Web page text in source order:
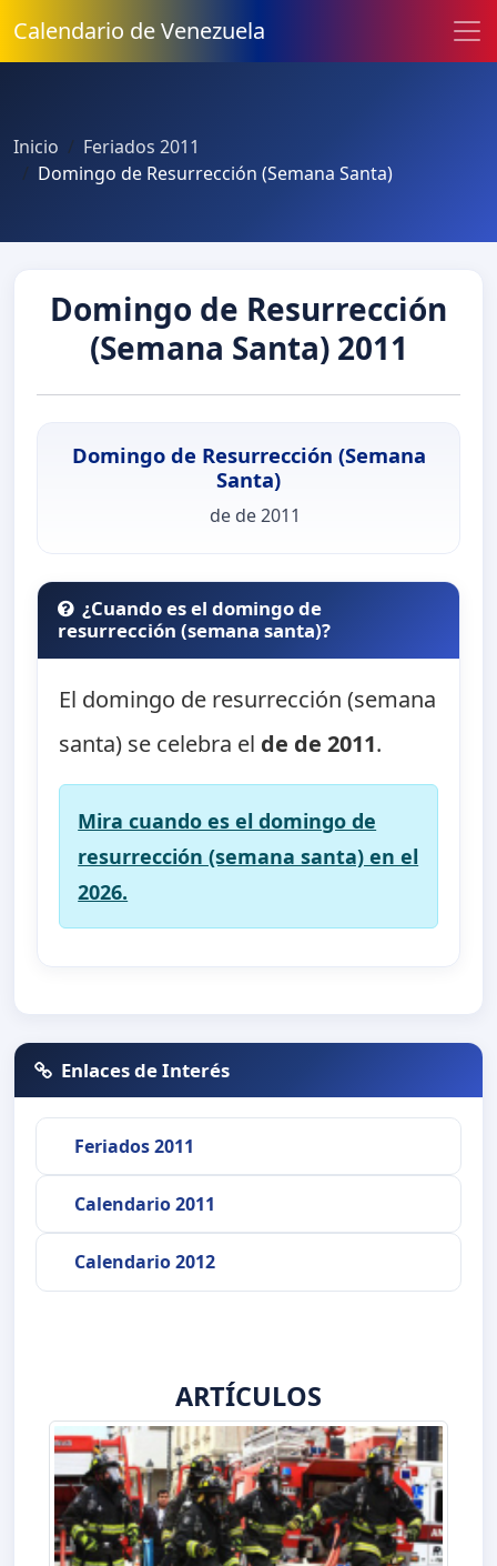
Calendario de Venezuela
Inicio
Feriados 2011
Domingo de Resurrección (Semana Santa)
Domingo de Resurrección
(Semana Santa) 2011
Domingo de Resurrección (Semana
Santa)
de de 2011
¿Cuando es el domingo de
resurrección (semana santa)?
El domingo de resurrección (semana
santa) se celebra el de de 2011.
Mira cuando es el domingo de
resurrección (semana santa) en el
2026.
Enlaces de Interés
Feriados 2011
Calendario 2011
Calendario 2012
ARTÍCULOS